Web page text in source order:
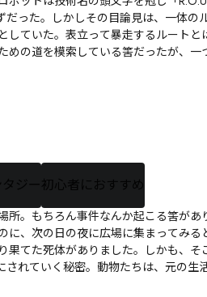
った。しかしその目論見は、一体
していた。表立って暴走するルート
めの道を模索している筈だったが、
ジー 初心者におすすめ
所。もちろん事件なんか起こる筈が
に、次の日の夜に広場に集まってみ
果てた死体がありました。しかも、
れていく秘密。動物たちは、元の生